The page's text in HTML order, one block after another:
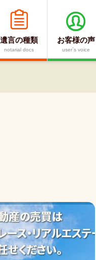
遺言の種類
notarial docs
お客様の声
user`s voice